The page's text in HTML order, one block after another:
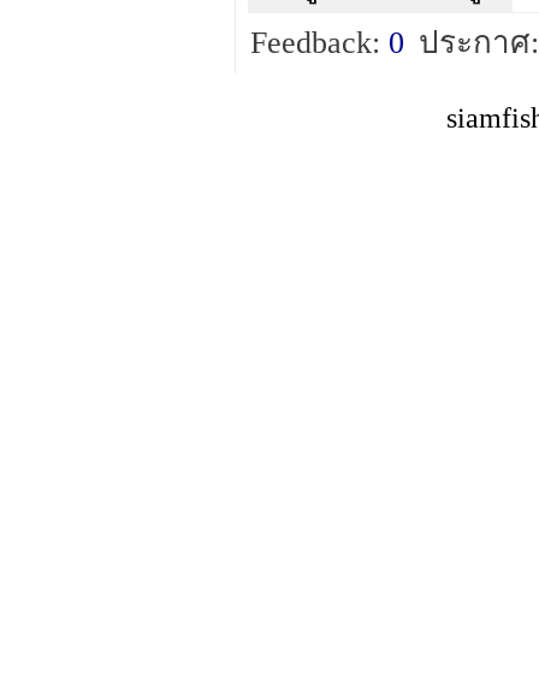
Feedback: 0 ประกาศ